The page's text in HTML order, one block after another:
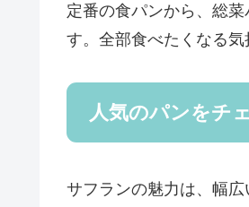
定番の食パンから、総
す。全部食べたくなる気
人気のパンをチ
サフランの魅力は、幅